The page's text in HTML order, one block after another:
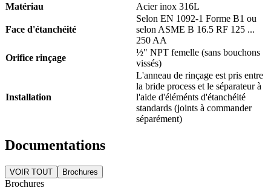
Matériau
Acier inox 316L
Face d'étanchéité
Selon EN 1092-1 Forme B1 ou
selon ASME B 16.5 RF 125 ...
250 AA
Orifice rinçage
½" NPT femelle (sans bouchons
vissés)
Installation
L'anneau de rinçage est pris entre
la bride process et le séparateur à
l'aide d'éléménts d'étanchéité
standards (joints à commander
séparément)
Documentations
VOIR TOUT Brochures
Brochures